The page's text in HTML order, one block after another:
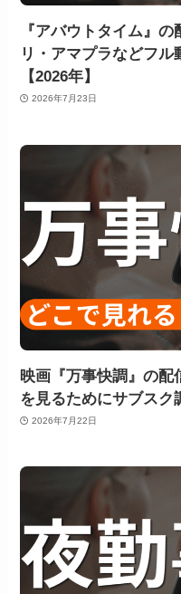
『アバウトタイム』
リ・アマプラなどフ
【2026年】
2026年7月23日
映画『万事快調』の
を見るためにサブスク
2026年7月22日